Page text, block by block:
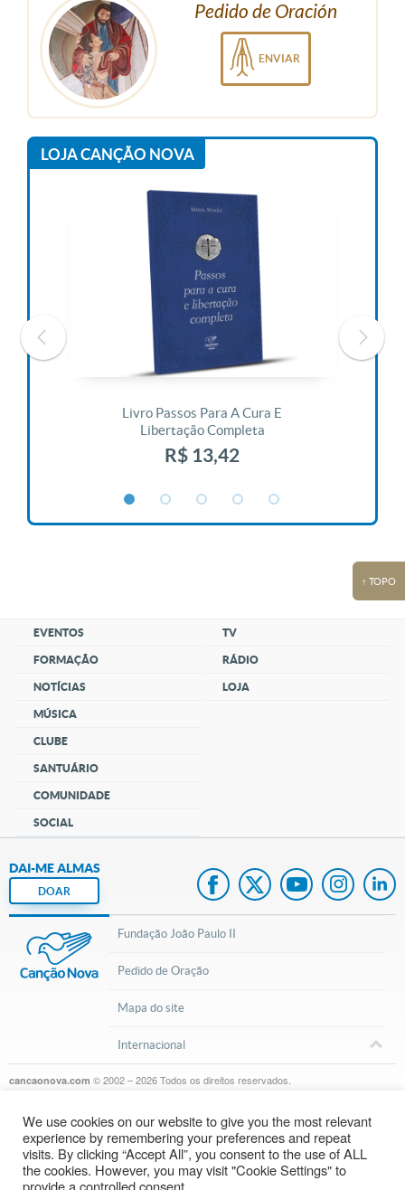
Pedido de Oración
ENVIAR
LOJA CANÇÃO NOVA
Livro Passos Para A Cura E
Libertação Completa
R$ 13,42
↑ TOPO
EVENTOS
FORMAÇÃO
NOTÍCIAS
MÚSICA
CLUBE
SANTUÁRIO
COMUNIDADE
SOCIAL
TV
RÁDIO
LOJA
DAI-ME ALMAS
DOAR
Fundação João Paulo II
Pedido de Oração
Mapa do site
Internacional
cancaonova.com © 2002 – 2026Todos os direitos reservados.
We use cookies on our website to give you the most relevant
experience by remembering your preferences and repeat
visits. By clicking “Accept All”, you consent to the use of ALL
the cookies. However, you may visit "Cookie Settings" to
provide a controlled consent.Inscreva-se em nosso canal do Youtube